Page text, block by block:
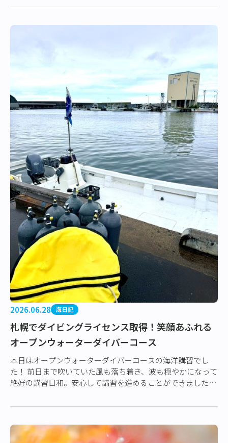
2026.06.28 海日記
札幌でダイビングライセンス取得！笑顔あふれる
オープンウォーターダイバーコース
本日はオープンウォーターダイバーコースの海洋講習でし
た！ 前日まで吹いていた風も落ち着き、波も穏やかになって
絶好の講習日和。安心して講習を進めることができました。